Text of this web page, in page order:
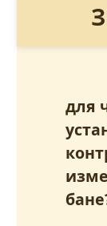
для